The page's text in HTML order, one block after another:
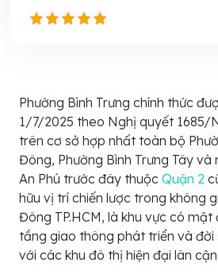
Phường Bình Trưng chính thức
1/7/2025 theo Nghị quyết 1685/
trên cơ sở hợp nhất toàn bộ
Đông, Phường Bình Trưng Tây
An Phú trước đây thuộc Quận 2
hữu vị trí chiến lược trong không
Đông TP.HCM, là khu vực có
tầng giao thông phát triển và đời
với các khu đô thị hiện đại lân cận.